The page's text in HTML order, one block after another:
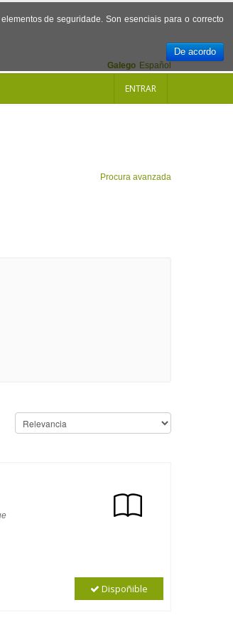
de seguridade. Son esenciais para o correcto
De acordo
Español
Galego
ENTRAR
Procura avanzada
Dispoñible